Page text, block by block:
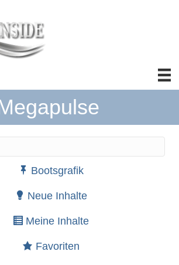
der automatischen
Bootsgrafik
Neue Inhalte
Meine Inhalte
Favoriten